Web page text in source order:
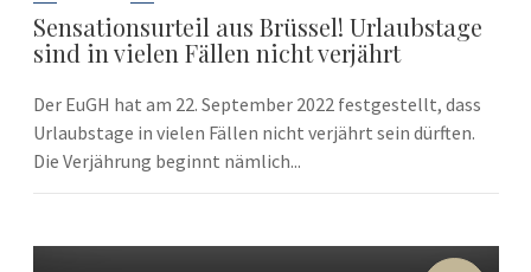
Sensationsurteil aus Brüssel! Urlaubstage
sind in vielen Fällen nicht verjährt
Der EuGH hat am 22. September 2022 festgestellt, dass
Urlaubstage in vielen Fällen nicht verjährt sein dürften.
Die Verjährung beginnt nämlich...